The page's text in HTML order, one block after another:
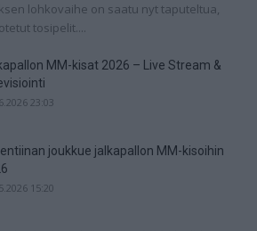
lohkovaihe on saatu nyt taputeltua,
tosipelit....
MM-kisat 2026 – Live Stream &
23:03
joukkue jalkapallon MM-kisoihin
15:20